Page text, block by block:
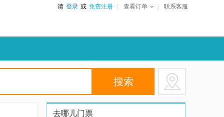
请 登录 或 免费注册 查看订单 联系客服
去哪儿门票